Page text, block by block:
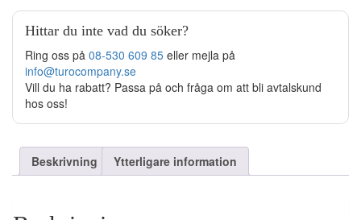
Hittar du inte vad du söker?
Ring oss på 08-530 609 85 eller mejla på
info@turocompany.se
Vill du ha rabatt? Passa på och fråga om att bli avtalskund
hos oss!
Beskrivning Ytterligare information